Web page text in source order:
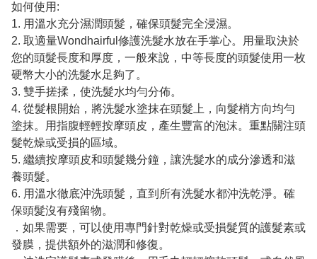
如何使用:
1. 用溫水充分濕潤頭髮，確保頭髮完全浸濕。
2. 取適量Wondhairful修護洗髮水放在手掌心。用量取決於
您的頭髮長度和厚度，一般來說，中等長度的頭髮使用一枚
硬幣大小的洗髮水足夠了。
3. 雙手搓揉，使洗髮水均勻分佈。
4. 從髮根開始，將洗髮水塗抹在頭髮上，向髮梢方向均勻
塗抹。用指腹輕輕按摩頭皮，產生豐富的泡沫。重點關注頭
髮乾燥或受損的區域。
5. 繼續按摩頭皮和頭髮幾分鐘，讓洗髮水的成分滲透和滋
養頭髮。
6. 用溫水徹底沖洗頭髮，直到所有洗髮水都沖洗乾淨。確
保頭髮沒有殘留物。
．如果需要，可以使用專門針對乾燥或受損髮質的護髮素或
發膜，提供額外的滋潤和修復。